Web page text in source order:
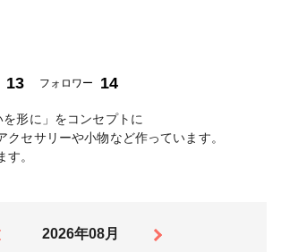
13 フォロワー 14
を形に」をコンセプトに
クセサリーや小物など作っています。
。
2026年08月